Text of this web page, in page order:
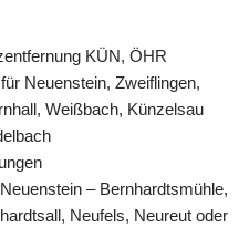
KÜN, ÖHR
Neuenstein, Zweiflingen,
Weißbach, Künzelsau
– Bernhardtsmühle,
Neufels, Neureut oder